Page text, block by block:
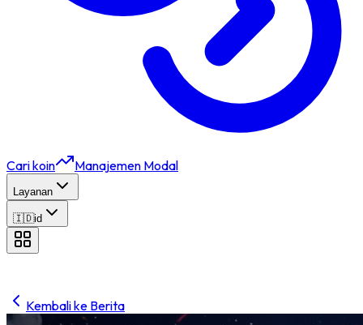
Cari koin Manajemen Modal
Layanan
🇮🇩id
Kembali ke Berita